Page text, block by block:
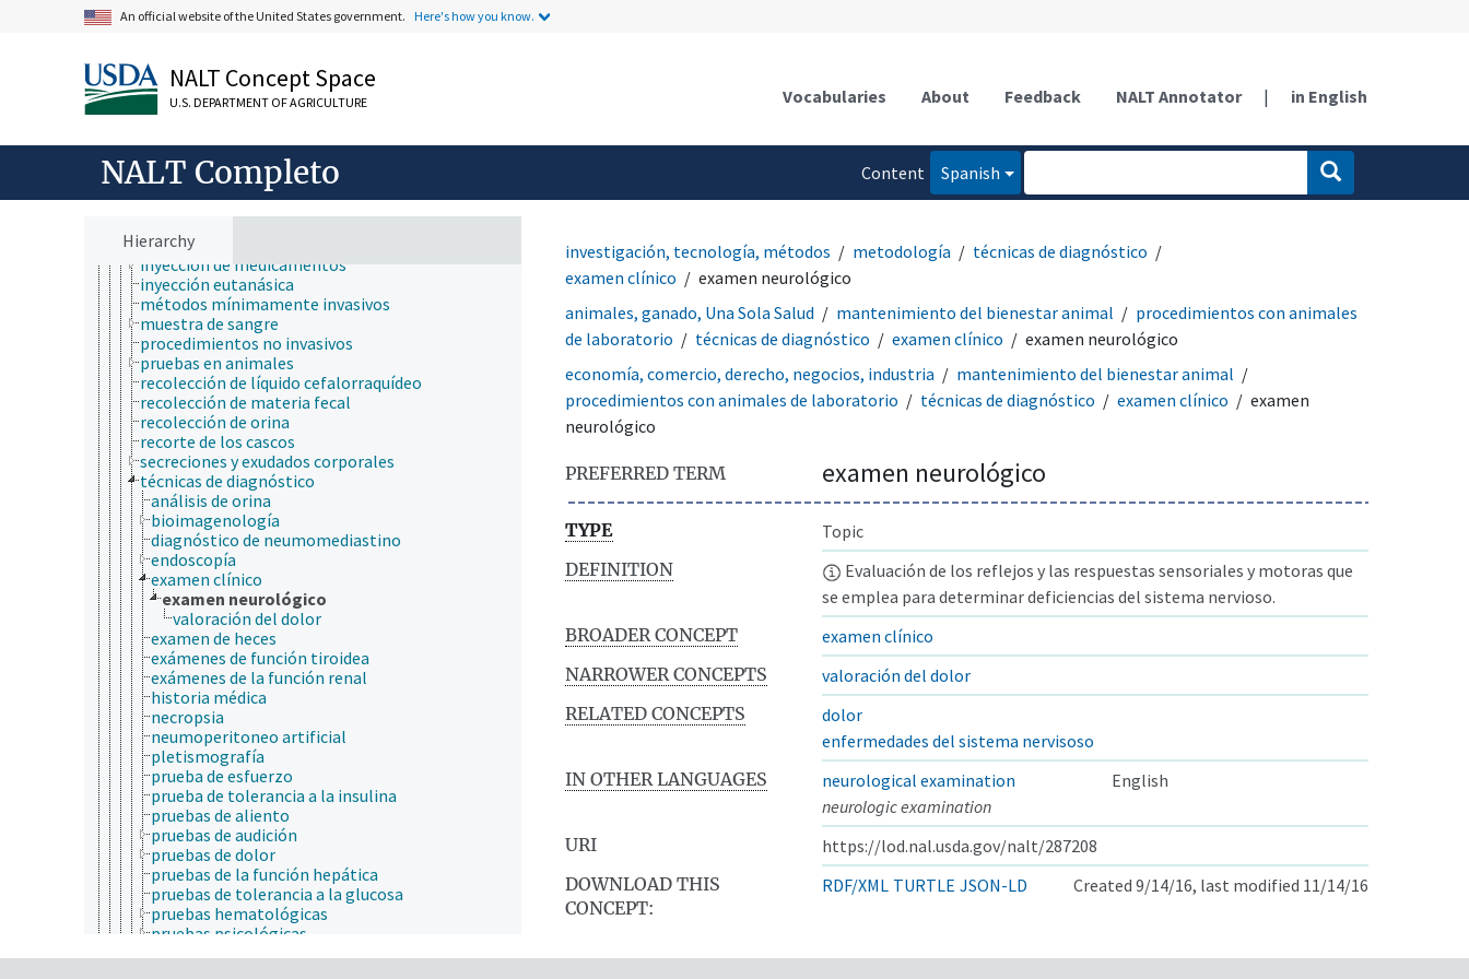
An official website of the United States government. Here's how you know.
NALT Concept Space
U.S. DEPARTMENT OF AGRICULTURE Vocabularies About Feedback NALT Annotator | in English
NALT Completo
Content
Spanish
Hierarchy
legislación y normativa sobre bienestar animal
morbilidad
administración de sustancias
asfixia
cirugía
criopreservación
equipamiento
eutanasia
fluidos corporales
identificación de animales
inyección de medicamentos
inyección eutanásica
métodos mínimamente invasivos
muestra de sangre
procedimientos no invasivos
pruebas en animales
recolección de líquido cefalorraquídeo
recolección de materia fecal
recolección de orina
recorte de los cascos
secreciones y exudados corporales
técnicas de diagnóstico
análisis de orina
bioimagenología
diagnóstico de neumomediastino
endoscopía
examen clínico
examen neurológico
valoración del dolor
examen de heces
exámenes de función tiroidea
exámenes de la función renal
historia médica
necropsia
neumoperitoneo artificial
pletismografía
prueba de esfuerzo
prueba de tolerancia a la insulina
pruebas de aliento
pruebas de audición
pruebas de dolor
pruebas de la función hepática
pruebas de tolerancia a la glucosa
pruebas hematológicas
pruebas psicológicas
investigación, tecnología, métodos metodología
técnicas de diagnóstico
examen clínico
examen neurológico
animales, ganado, Una Sola Salud
mantenimiento del bienestar animal
procedimientos con animales
de laboratorio
técnicas de diagnóstico examen clínico
examen neurológico
economía, comercio, derecho, negocios, industria
mantenimiento del bienestar animal
procedimientos con animales de laboratorio
técnicas de diagnóstico examen clínico
examen
neurológico
PREFERRED TERM examen neurológico
TYPE
Topic
DEFINITION
Evaluación de los reflejos y las respuestas sensoriales y motoras que
se emplea para determinar deficiencias del sistema nervioso.
BROADER CONCEPT
examen clínico
NARROWER CONCEPTS
valoración del dolor
RELATED CONCEPTS
dolor
enfermedades del sistema nervisoso
IN OTHER LANGUAGES
neurological examination
English
neurologic examination
URI
https://lod.nal.usda.gov/nalt/287208
DOWNLOAD THIS
CONCEPT:
RDF/XML TURTLE JSON-LD Created 9/14/16, last modified 11/14/16